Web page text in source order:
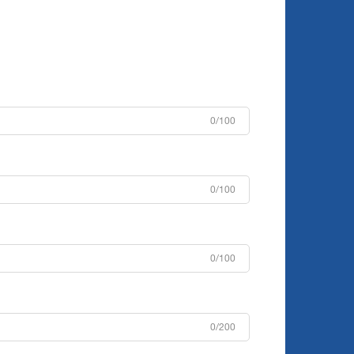
0/100
0/100
0/100
0/200